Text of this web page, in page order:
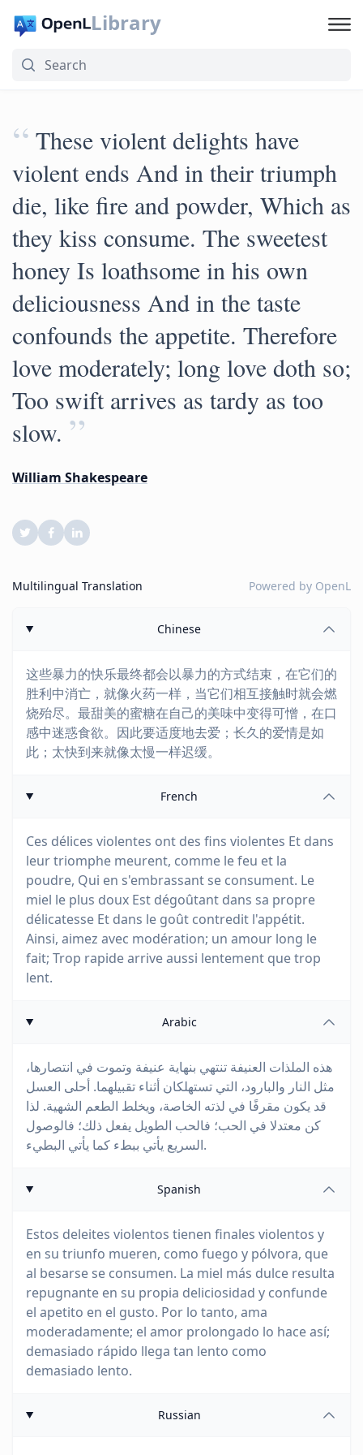
Library
“ These violent delights have
violent ends And in their triumph
die, like fire and powder, Which as
they kiss consume. The sweetest
honey Is loathsome in his own
deliciousness And in the taste
confounds the appetite. Therefore
love moderately; long love doth so;
Too swift arrives as tardy as too
slow. ”
William Shakespeare
Multilingual Translation Powered by OpenL
Chinese
这些暴力的快乐最终都会以暴力的方式结束，在它们的
胜利中消亡，就像火药一样，当它们相互接触时就会燃
烧殆尽。最甜美的蜜糖在自己的美味中变得可憎，在口
感中迷惑食欲。因此要适度地去爱；长久的爱情是如
此；太快到来就像太慢一样迟缓。
French
Ces délices violentes ont des fins violentes Et dans
leur triomphe meurent, comme le feu et la
poudre, Qui en s'embrassant se consument. Le
miel le plus doux Est dégoûtant dans sa propre
délicatesse Et dans le goût contredit l'appétit.
Ainsi, aimez avec modération; un amour long le
fait; Trop rapide arrive aussi lentement que trop
lent.
Arabic
هذه الملذات العنيفة تنتهي بنهاية عنيفة وتموت في انتصارها،
مثل النار والبارود، التي تستهلكان أثناء تقبيلهما. أحلى العسل
قد يكون مقرفًا في لذته الخاصة، ويخلط الطعم الشهية. لذا
كن معتدلا في الحب؛ فالحب الطويل يفعل ذلك؛ فالوصول
السريع يأتي ببطء كما يأتي البطيء.
Spanish
Estos deleites violentos tienen finales violentos y
en su triunfo mueren, como fuego y pólvora, que
al besarse se consumen. La miel más dulce resulta
repugnante en su propia deliciosidad y confunde
el apetito en el gusto. Por lo tanto, ama
moderadamente; el amor prolongado lo hace así;
demasiado rápido llega tan lento como
demasiado lento.
Russian